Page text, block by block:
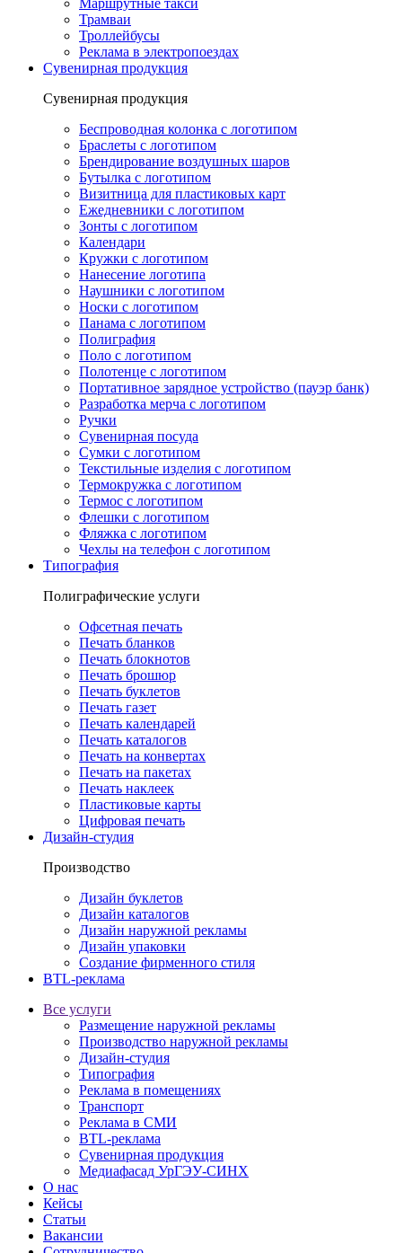
Маршрутные такси
Трамваи
Троллейбусы
Реклама в электропоездах
Сувенирная продукция
Сувенирная продукция
Беспроводная колонка с логотипом
Браслеты с логотипом
Брендирование воздушных шаров
Бутылка с логотипом
Визитница для пластиковых карт
Ежедневники с логотипом
Зонты с логотипом
Календари
Кружки с логотипом
Нанесение логотипа
Наушники с логотипом
Носки с логотипом
Панама с логотипом
Полиграфия
Поло с логотипом
Полотенце с логотипом
Портативное зарядное устройство (пауэр банк)
Разработка мерча с логотипом
Ручки
Сувенирная посуда
Сумки с логотипом
Текстильные изделия с логотипом
Термокружка с логотипом
Термос с логотипом
Флешки с логотипом
Фляжка с логотипом
Чехлы на телефон с логотипом
Типография
Полиграфические услуги
Офсетная печать
Печать бланков
Печать блокнотов
Печать брошюр
Печать буклетов
Печать газет
Печать календарей
Печать каталогов
Печать на конвертах
Печать на пакетах
Печать наклеек
Пластиковые карты
Цифровая печать
Дизайн-студия
Производство
Дизайн буклетов
Дизайн каталогов
Дизайн наружной рекламы
Дизайн упаковки
Создание фирменного стиля
BTL-реклама
Все услуги
Размещение наружной рекламы
Производство наружной рекламы
Дизайн-студия
Типография
Реклама в помещениях
Транспорт
Реклама в СМИ
BTL-реклама
Сувенирная продукция
Медиафасад УрГЭУ-СИНХ
О нас
Кейсы
Статьи
Вакансии